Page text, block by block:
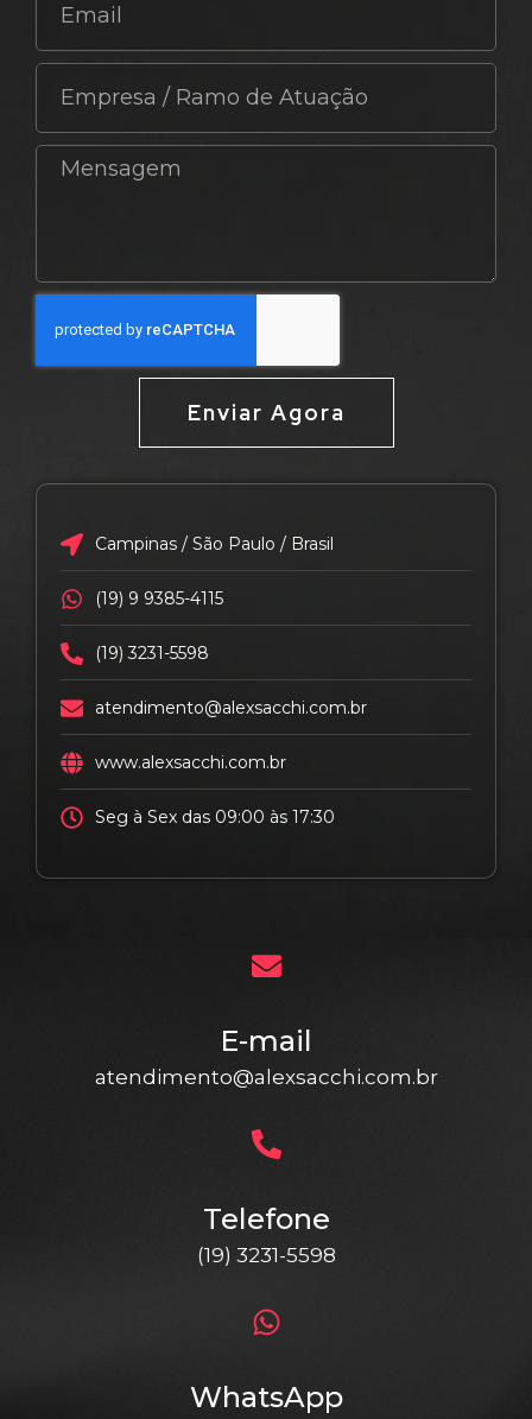
Enviar Agora
Campinas / São Paulo / Brasil
(19) 9 9385-4115
(19) 3231-5598
atendimento@alexsacchi.com.br
www.alexsacchi.com.br
Seg à Sex das 09:00 às 17:30
E-mail
atendimento@alexsacchi.com.br
Telefone
(19) 3231-5598
WhatsApp